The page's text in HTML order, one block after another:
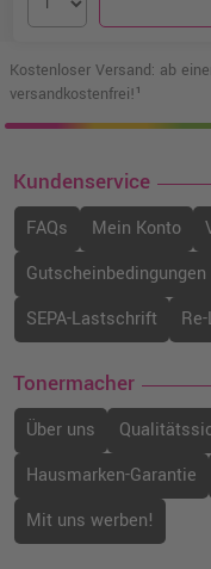
Kostenloser Versand: ab
versandkostenfrei!¹
Kundenservice
FAQs Mein Konto
Gutscheinbedingungen
SEPA-Lastschrift
Tonermacher
Über uns
Hausmarken-Garantie
Mit uns werben!